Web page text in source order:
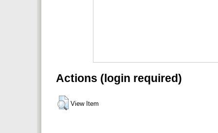
Actions (login required)
View Item